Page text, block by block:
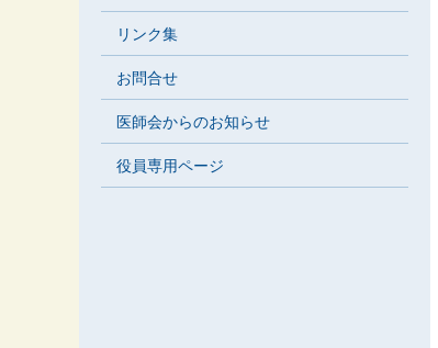
リンク集
お問合せ
医師会からのお知らせ
役員専用ページ